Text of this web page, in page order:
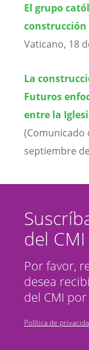
El grupo
construcción
Vaticano, 18
La
Futuros
entre la
(Comunicado
septiembre
del CMI
Por favor,
desea
del CMI
Política de